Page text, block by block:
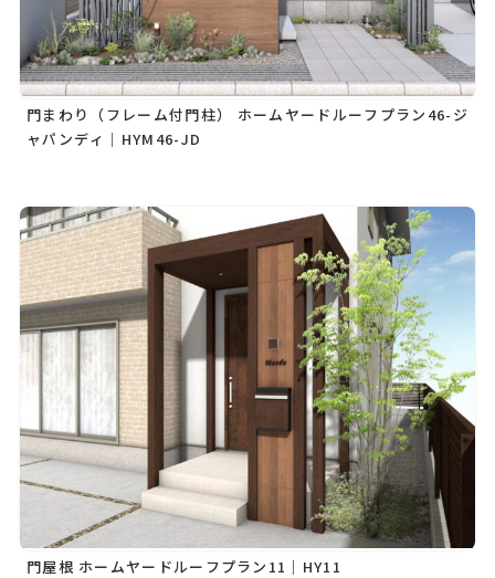
門まわり（フレーム付門柱） ホームヤードルーフプラン46-ジ
ャパンディ｜HYM46-JD
門屋根 ホームヤードルーフプラン11｜HY11